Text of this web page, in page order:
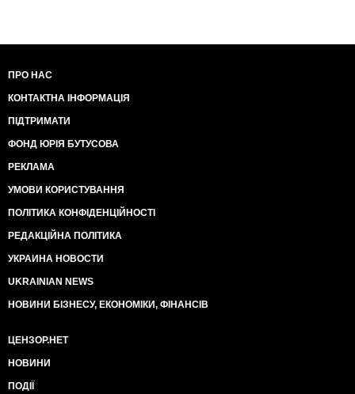
ПРО НАС
КОНТАКТНА ІНФОРМАЦІЯ
ПІДТРИМАТИ
ФОНД ЮРІЯ БУТУСОВА
РЕКЛАМА
УМОВИ КОРИСТУВАННЯ
ПОЛІТИКА КОНФІДЕНЦІЙНОСТІ
РЕДАКЦІЙНА ПОЛІТИКА
УКРАИНА НОВОСТИ
UKRAINIAN NEWS
НОВИНИ БІЗНЕСУ, ЕКОНОМІКИ, ФІНАНСІВ
ЦЕНЗОР.НЕТ
НОВИНИ
ПОДІЇ